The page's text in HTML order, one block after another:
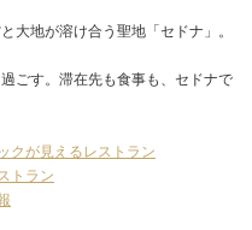
大地が溶け合う聖地「セドナ」。
ごす。滞在先も食事も、セドナで
クが見えるレストラン
トラン